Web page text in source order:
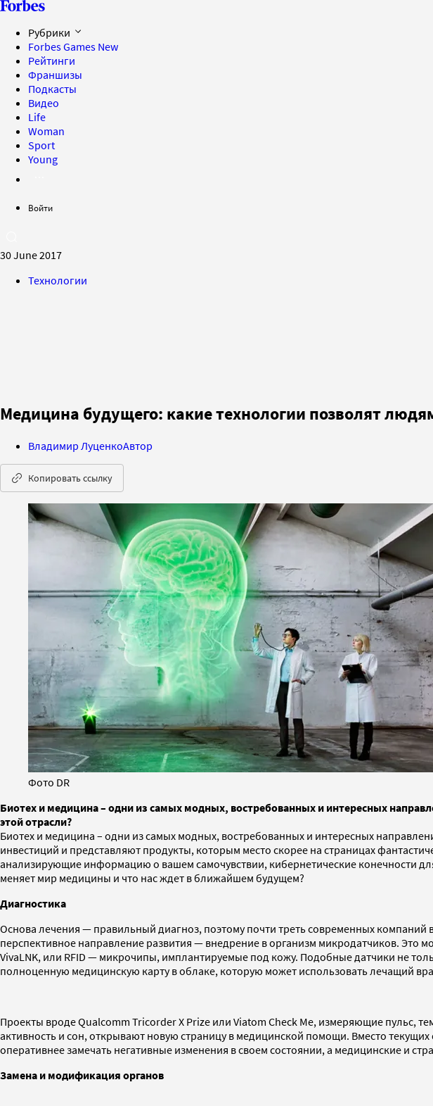
Рубрики
Forbes Games New
Рейтинги
Франшизы
Подкасты
Видео
Life
Woman
Sport
Young
Войти
30 June 2017
Технологии
Медицина будущего: какие технологии позволят
Владимир ЛуценкоАвтор
Копировать ссылку
Фото DR
Биотех и медицина – одни из самых модных, востребованных и интересных
этой отрасли?
Биотех и медицина – одни из самых модных, востребованных и интересных
инвестиций и представляют продукты, которым место скорее на страницах
анализирующие информацию о вашем самочувствии, кибернетические конечности
меняет мир медицины и что нас ждет в ближайшем будущем?
Диагностика
Основа лечения — правильный диагноз, поэтому почти треть современных компаний
перспективное направление развития — внедрение в организм микродатчиков. Это
VivaLNK, или RFID — микрочипы, имплантируемые под кожу. Подобные датчики не
полноценную медицинскую карту в облаке, которую может использовать лечащий
Проекты вроде Qualcomm Tricorder X Prize или Viatom Check Me, измеряющие пульс,
активность и сон, открывают новую страницу в медицинской помощи. Вместо
оперативнее замечать негативные изменения в своем состоянии, а медицинские и
Замена и модификация органов